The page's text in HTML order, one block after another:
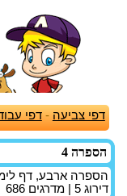
דפי צביעה -דפי
הספרה 4
הספרה ארבע, דף
דירוג 5 | מדרגים 686